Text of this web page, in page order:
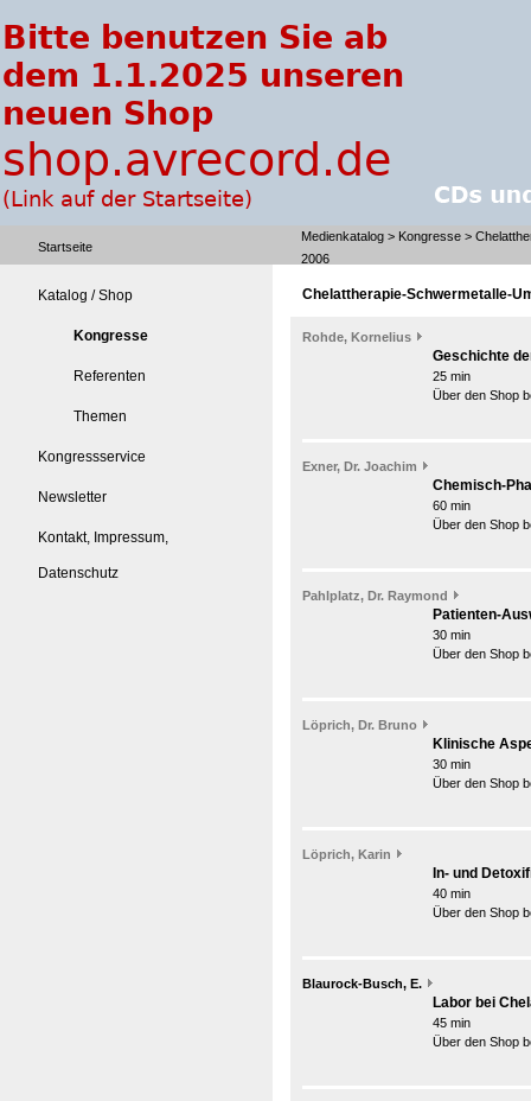
Startseite
Medienkatalog > Kongresse >
2006
Katalog / Shop
Kongresse
Referenten
Themen
Kongressservice
Newsletter
Kontakt, Impressum,
Datenschutz
Chelattherapie-Schwermetalle-
Rohde, Kornelius
Geschichte
25 min
Über den Shop
Exner, Dr. Joachim
Chemisch-
60 min
Über den Shop
Pahlplatz, Dr. Raymond
Patienten-
30 min
Über den Shop
Löprich, Dr. Bruno
Klinische
30 min
Über den Shop
Löprich, Karin
In- und
40 min
Über den Shop
Blaurock-Busch, E.
Labor bei
45 min
Über den Shop